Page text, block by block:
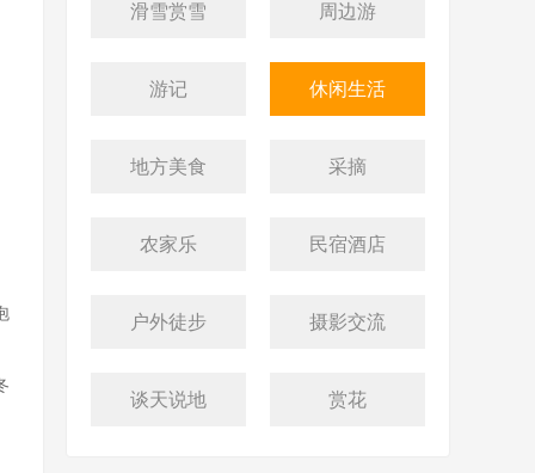
滑雪赏雪 周边游
游记 休闲生活
地方美食 采摘
农家乐 民宿酒店
户外徒步 摄影交流
谈天说地 赏花